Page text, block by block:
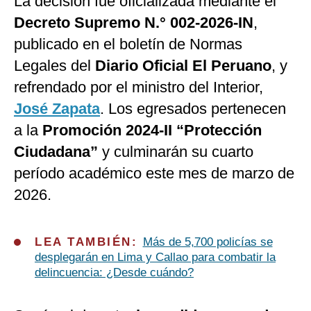
Decreto Supremo N.° 002-2026-IN,
publicado en el boletín de Normas
Legales del Diario Oficial El Peruano, y
refrendado por el ministro del Interior,
José Zapata. Los egresados pertenecen
a la Promoción 2024-II “Protección
Ciudadana” y culminarán su cuarto
período académico este mes de marzo de
2026.
LEA TAMBIÉN:
Más de 5,700 policías se
desplegarán en Lima y Callao para combatir la
delincuencia: ¿Desde cuándo?